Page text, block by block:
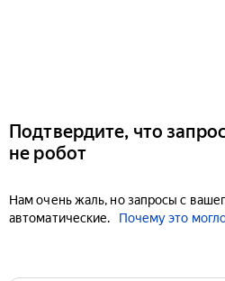
Подтвердите, что
не робот
Нам очень жаль, но запросы с
автоматические.
Почему это